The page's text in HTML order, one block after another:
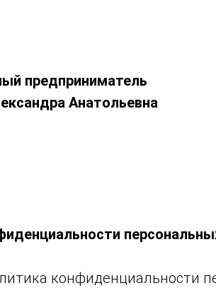
предприниматель
Анатольевна
конфиденциальности